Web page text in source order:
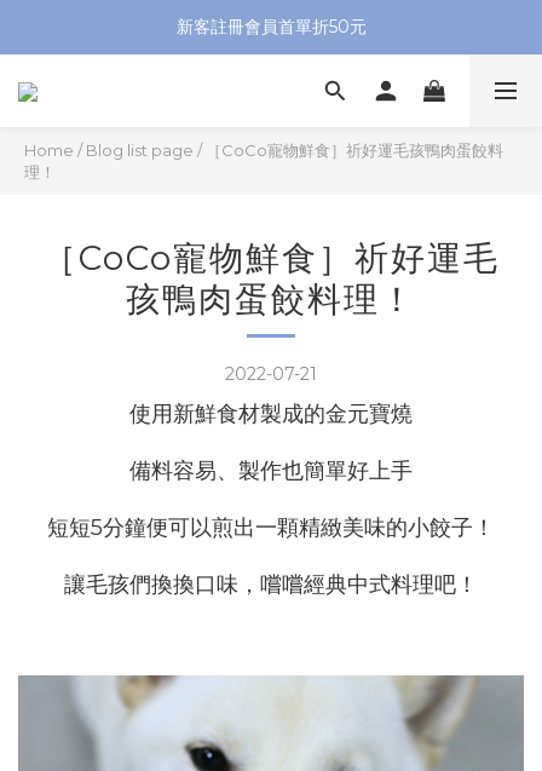
新客註冊會員首單折50元
Home /Blog list page /
［CoCo寵物鮮食］祈好運毛孩鴨肉蛋餃料
理！
［CoCo寵物鮮食］祈好運毛
孩鴨肉蛋餃料理！
2022-07-21
使用新鮮食材製成的金元寶燒
備料容易、製作也簡單好上手
短短5分鐘便可以煎出一顆精緻美味的小餃子！
讓毛孩們換換口味，嚐嚐經典中式料理吧！